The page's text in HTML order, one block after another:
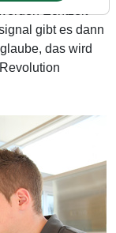
Echtzeit-
gibt es dann
das wird